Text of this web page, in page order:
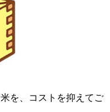
を、コストを抑えてご